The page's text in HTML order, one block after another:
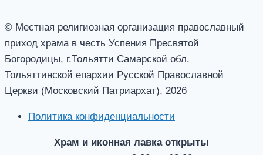
© Местная религиозная организация православный
приход храма в честь Успения Пресвятой
Богородицы, г.Тольятти Самарской обл.
Тольяттинской епархии Русской Православной
Церкви (Московский Патриархат), 2026
Политика конфиденциальности
Храм и иконная лавка открыты